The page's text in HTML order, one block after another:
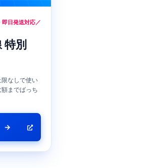
即日発送対応／
別
なしで使い
までばっち
→